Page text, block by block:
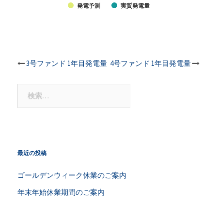
発電予測 実質発電量
投
稿
ナ
ゲ
ー
3号ファンド 1年目発電量 4号ファンド 1年目発電量
最近の投稿
ゴールデンウィーク休業のご案内
年末年始休業期間のご案内